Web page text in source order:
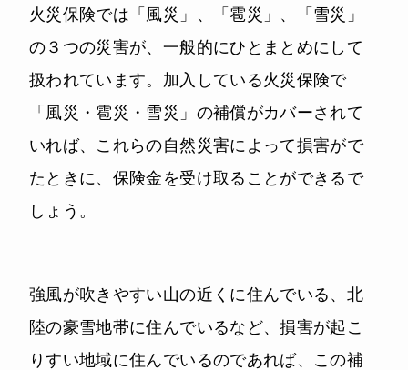
火災保険では「風災」、「雹災」、「雪災」
の３つの災害が、一般的にひとまとめにして
扱われています。加入している火災保険で
「風災・雹災・雪災」の補償がカバーされて
いれば、これらの自然災害によって損害がで
たときに、保険金を受け取ることができるで
しょう。
強風が吹きやすい山の近くに住んでいる、北
陸の豪雪地帯に住んでいるなど、損害が起こ
りすい地域に住んでいるのであれば、この補